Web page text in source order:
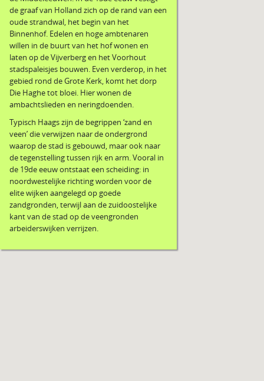
de graaf van Holland zich op de rand van een
oude strandwal, het begin van het
Binnenhof. Edelen en hoge ambtenaren
willen in de buurt van het hof wonen en
laten op de Vijverberg en het Voorhout
stadspaleisjes bouwen. Even verderop, in het
gebied rond de Grote Kerk, komt het dorp
Die Haghe tot bloei. Hier wonen de
ambachtslieden en neringdoenden.
Typisch Haags zijn de begrippen ‘zand en
veen’ die verwijzen naar de ondergrond
waarop de stad is gebouwd, maar ook naar
de tegenstelling tussen rijk en arm. Vooral in
de 19de eeuw ontstaat een scheiding: in
noordwestelijke richting worden voor de
elite wijken aangelegd op goede
zandgronden, terwijl aan de zuidoostelijke
kant van de stad op de veengronden
arbeiderswijken verrijzen.